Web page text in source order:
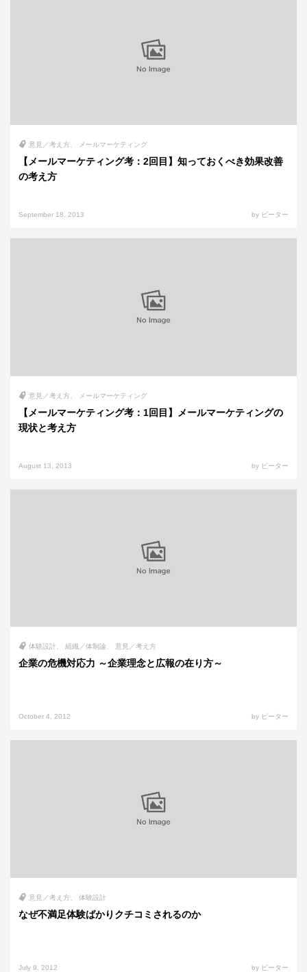
意見／考え方 メールマーケティング
【メールマーケティング考：2回目】知っておくべき効果改善
の考え方
September 18, 2013 by ピーター
意見／考え方 メールマーケティング
【メールマーケティング考：1回目】メールマーケティングの
現状と考え方
August 13, 2013 by ピーター
体験設計 組織／体制論 意見／考え方
企業の危機対応力 ～企業理念と広報の在り方～
October 4, 2012 by ピーター
意見／考え方 体験設計
なぜ不満足体験ばかりクチコミされるのか
July 9, 2012 by ピーター